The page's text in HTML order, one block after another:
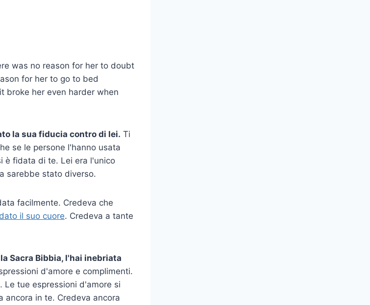
was no reason for her to doubt
for her to go to bed
broke her even harder when
la sua fiducia contro di lei. Ti
se le persone l'hanno usata
è fidata di te. Lei era l'unico
sarebbe stato diverso.
facilmente. Credeva che
il suo cuore. Credeva a tante
Sacra Bibbia, l'hai inebriata
d'amore e complimenti.
Le tue espressioni d'amore si
ancora in te. Credeva ancora